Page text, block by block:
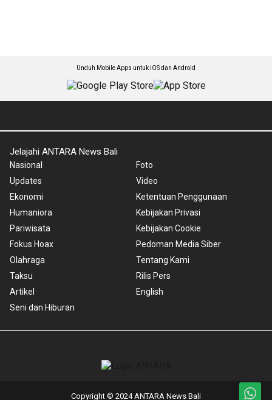
Unduh Mobile Apps untuk iOS dan Android
Jelajahi ANTARA News Bali
Nasional
Updates
Ekonomi
Humaniora
Pariwisata
Fokus Hoax
Olahraga
Taksu
Artikel
Seni dan Hiburan
Foto
Video
Ketentuan Penggunaan
Kebijakan Privasi
Kebijakan Cookie
Pedoman Media Siber
Tentang Kami
Rilis Pers
English
Copyright © 2024 ANTARA News Bali